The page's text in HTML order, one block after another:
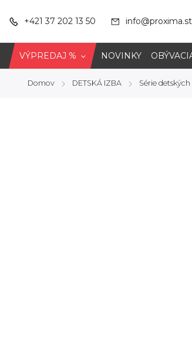
+421 37 202 13 50
VÝPREDAJ % NOVINKY
Domov / DETSKÁ IZBA / Série